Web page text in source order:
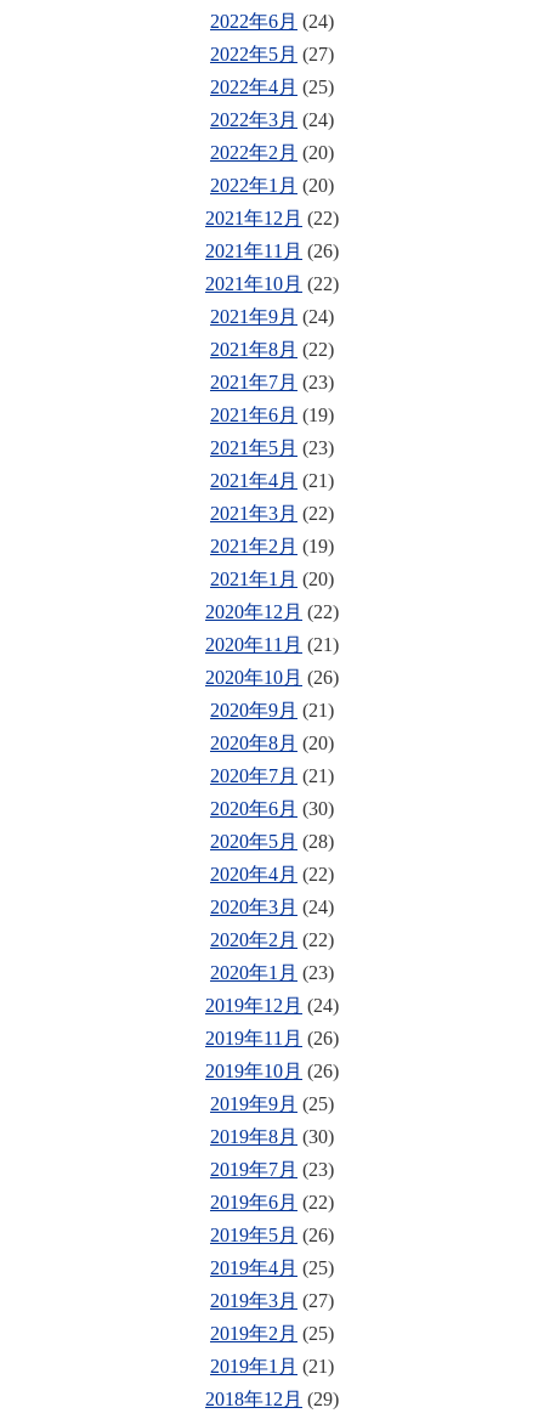
2022年6月 (24)
2022年5月 (27)
2022年4月 (25)
2022年3月 (24)
2022年2月 (20)
2022年1月 (20)
2021年12月 (22)
2021年11月 (26)
2021年10月 (22)
2021年9月 (24)
2021年8月 (22)
2021年7月 (23)
2021年6月 (19)
2021年5月 (23)
2021年4月 (21)
2021年3月 (22)
2021年2月 (19)
2021年1月 (20)
2020年12月 (22)
2020年11月 (21)
2020年10月 (26)
2020年9月 (21)
2020年8月 (20)
2020年7月 (21)
2020年6月 (30)
2020年5月 (28)
2020年4月 (22)
2020年3月 (24)
2020年2月 (22)
2020年1月 (23)
2019年12月 (24)
2019年11月 (26)
2019年10月 (26)
2019年9月 (25)
2019年8月 (30)
2019年7月 (23)
2019年6月 (22)
2019年5月 (26)
2019年4月 (25)
2019年3月 (27)
2019年2月 (25)
2019年1月 (21)
2018年12月 (29)